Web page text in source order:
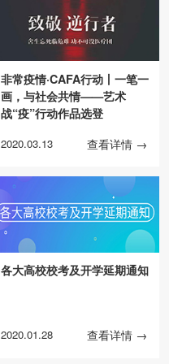
非常疫情·CAFA行动丨一笔一
画，与社会共情——艺术
战“疫”行动作品选登
2020.03.13 查看详情 →
各大高校校考及开学延期通知
2020.01.28 查看详情 →